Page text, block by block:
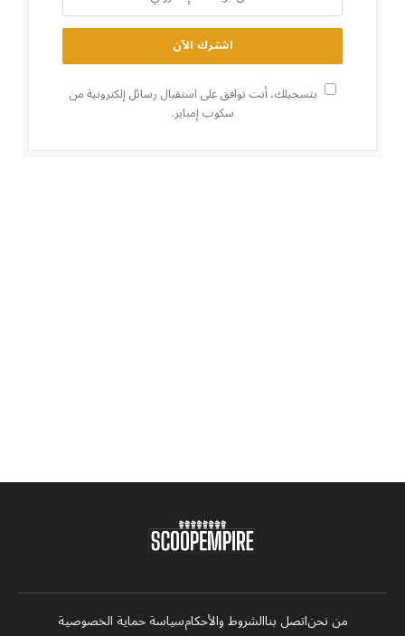
بتسجيلك، أنت توافق على استقبال رسائل إلكترونية من
سكوب إمباير.
من نحناتصل بناالشروط والأحكامسياسة حماية الخصوصية